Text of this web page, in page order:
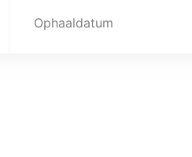
Ophaaldatum